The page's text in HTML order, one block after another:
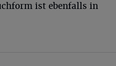
ist ebenfalls in